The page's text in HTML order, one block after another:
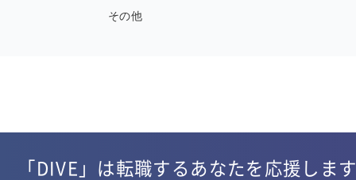
その他
「DIVE」は転職するあなたを応援します